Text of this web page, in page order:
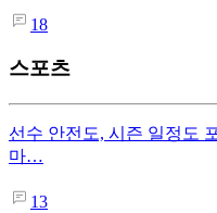
18
스포츠
선수 안전도, 시즌 일정도
마…
13